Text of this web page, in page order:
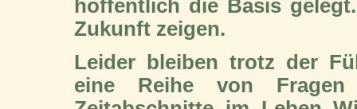
hoffentlich die Basis
Zukunft zeigen.
Leider bleiben trotz der
eine Reihe von